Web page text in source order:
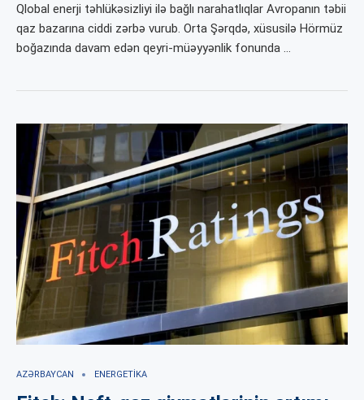
Qlobal enerji təhlükəsizliyi ilə bağlı narahatlıqlar Avropanın təbii
qaz bazarına ciddi zərbə vurub. Orta Şərqdə, xüsusilə Hörmüz
boğazında davam edən qeyri-müəyyənlik fonunda …
AZƏRBAYCAN ENERGETIKA